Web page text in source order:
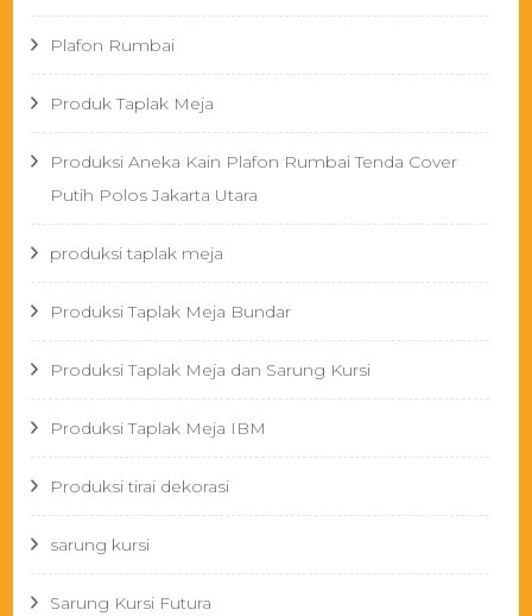
Plafon Rumbai
Produk Taplak Meja
Produksi Aneka Kain Plafon Rumbai Tenda Cover
Putih Polos Jakarta Utara
produksi taplak meja
Produksi Taplak Meja Bundar
Produksi Taplak Meja dan Sarung Kursi
Produksi Taplak Meja IBM
Produksi tirai dekorasi
sarung kursi
Sarung Kursi Futura